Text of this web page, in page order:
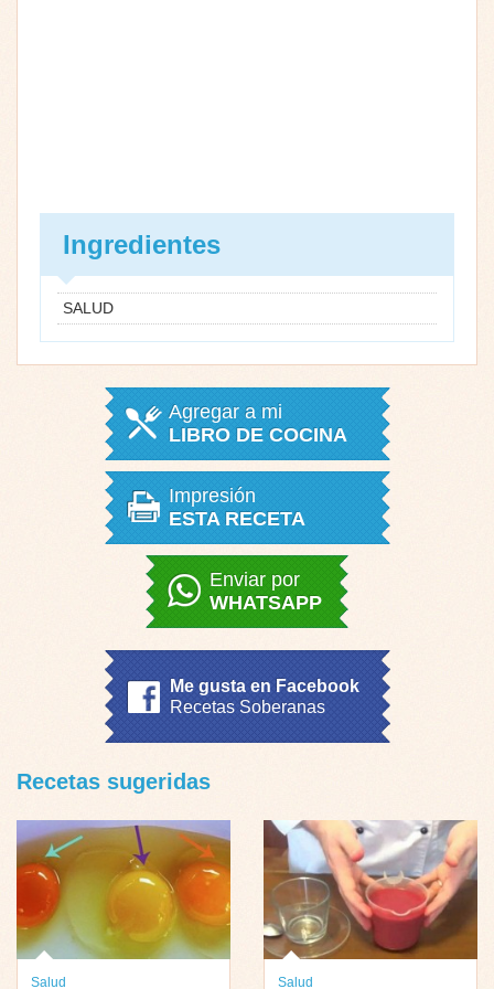
Ingredientes
SALUD
Agregar a mi
LIBRO DE COCINA
Impresión
ESTA RECETA
Enviar por
WHATSAPP
Me gusta en Facebook
Recetas Soberanas
Recetas sugeridas
Salud
Salud